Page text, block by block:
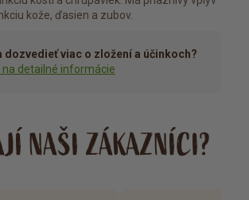
kože, ďasien a zubov.
dozvedieť viac o zložení a účinkoch?
na detailné informácie
NAŠI ZÁKAZNÍCI?